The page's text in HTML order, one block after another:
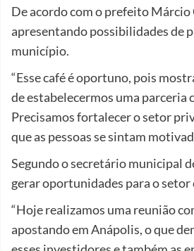
De acordo com o prefeito
apresentando possibilidades de
município.
“Esse café é oportuno, pois
de estabelecermos uma
Precisamos fortalecer o setor
que as pessoas se sintam
Segundo o secretário municipal
gerar oportunidades para o setor
“Hoje realizamos uma reunião
apostando em Anápolis, o que